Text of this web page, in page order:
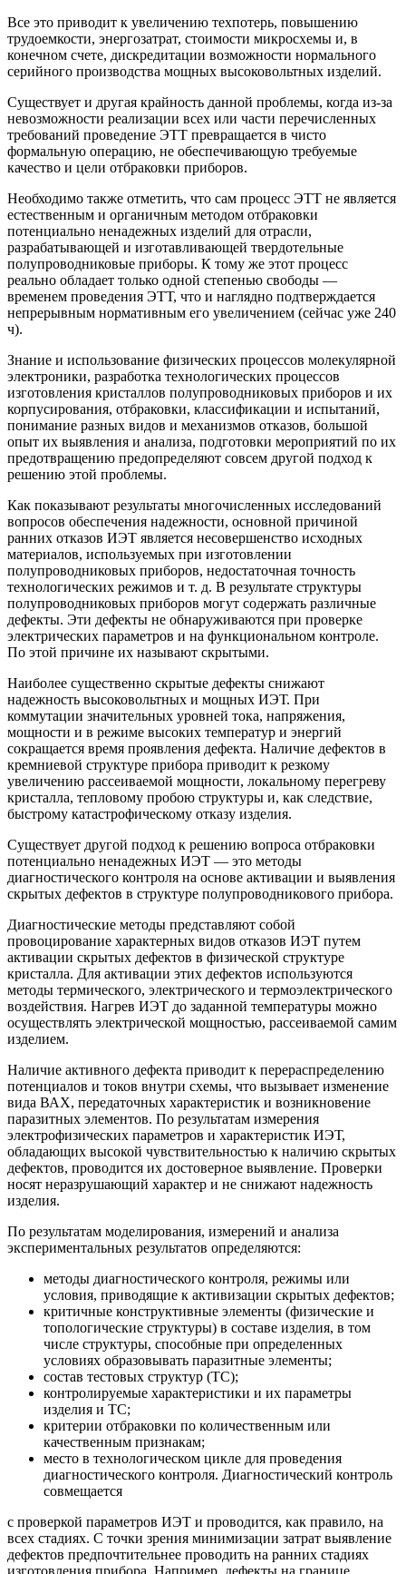
Все это приводит к увеличению техпотерь, повышению
трудоемкости, энергозатрат, стоимости микросхемы и, в
конечном счете, дискредитации возможности нормального
серийного производства мощных высоковольтных изделий.
Существует и другая крайность данной проблемы, когда из-за
невозможности реализации всех или части перечисленных
требований проведение ЭТТ превращается в чисто
формальную операцию, не обеспечивающую требуемые
качество и цели отбраковки приборов.
Необходимо также отметить, что сам процесс ЭТТ не является
естественным и органичным методом отбраковки
потенциально ненадежных изделий для отрасли,
разрабатывающей и изготавливающей твердотельные
полупроводниковые приборы. К тому же этот процесс
реально обладает только одной степенью свободы —
временем проведения ЭТТ, что и наглядно подтверждается
непрерывным нормативным его увеличением (сейчас уже 240
ч).
Знание и использование физических процессов молекулярной
электроники, разработка технологических процессов
изготовления кристаллов полупроводниковых приборов и их
корпусирования, отбраковки, классификации и испытаний,
понимание разных видов и механизмов отказов, большой
опыт их выявления и анализа, подготовки мероприятий по их
предотвращению предопределяют совсем другой подход к
решению этой проблемы.
Как показывают результаты многочисленных исследований
вопросов обеспечения надежности, основной причиной
ранних отказов ИЭТ является несовершенство исходных
материалов, используемых при изготовлении
полупроводниковых приборов, недостаточная точность
технологических режимов и т. д. В результате структуры
полупроводниковых приборов могут содержать различные
дефекты. Эти дефекты не обнаруживаются при проверке
электрических параметров и на функциональном контроле.
По этой причине их называют скрытыми.
Наиболее существенно скрытые дефекты снижают
надежность высоковольтных и мощных ИЭТ. При
коммутации значительных уровней тока, напряжения,
мощности и в режиме высоких температур и энергий
сокращается время проявления дефекта. Наличие дефектов в
кремниевой структуре прибора приводит к резкому
увеличению рассеиваемой мощности, локальному перегреву
кристалла, тепловому пробою структуры и, как следствие,
быстрому катастрофическому отказу изделия.
Существует другой подход к решению вопроса отбраковки
потенциально ненадежных ИЭТ — это методы
диагностического контроля на основе активации и выявления
скрытых дефектов в структуре полупроводникового прибора.
Диагностические методы представляют собой
провоцирование характерных видов отказов ИЭТ путем
активации скрытых дефектов в физической структуре
кристалла. Для активации этих дефектов используются
методы термического, электрического и термоэлектрического
воздействия. Нагрев ИЭТ до заданной температуры можно
осуществлять электрической мощностью, рассеиваемой самим
изделием.
Наличие активного дефекта приводит к перераспределению
потенциалов и токов внутри схемы, что вызывает изменение
вида ВАХ, передаточных характеристик и возникновение
паразитных элементов. По результатам измерения
электрофизических параметров и характеристик ИЭТ,
обладающих высокой чувствительностью к наличию скрытых
дефектов, проводится их достоверное выявление. Проверки
носят неразрушающий характер и не снижают надежность
изделия.
По результатам моделирования, измерений и анализа
экспериментальных результатов определяются:
методы диагностического контроля, режимы или
условия, приводящие к активизации скрытых дефектов;
критичные конструктивные элементы (физические и
топологические структуры) в составе изделия, в том
числе структуры, способные при определенных
условиях образовывать паразитные элементы;
состав тестовых структур (ТС);
контролируемые характеристики и их параметры
изделия и ТС;
критерии отбраковки по количественным или
качественным признакам;
место в технологическом цикле для проведения
диагностического контроля. Диагностический контроль
совмещается
с проверкой параметров ИЭТ и проводится, как правило, на
всех стадиях. С точки зрения минимизации затрат выявление
дефектов предпочтительнее проводить на ранних стадиях
изготовления прибора. Например, дефекты на границе